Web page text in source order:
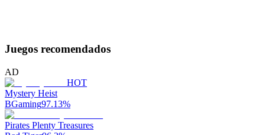
Juegos recomendados
AD
HOT
Mystery Heist
BGaming97.13%
Pirates Plenty Treasures